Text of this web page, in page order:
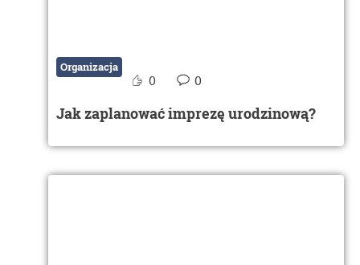
Organizacja
0 0
Jak zaplanować imprezę urodzinową?